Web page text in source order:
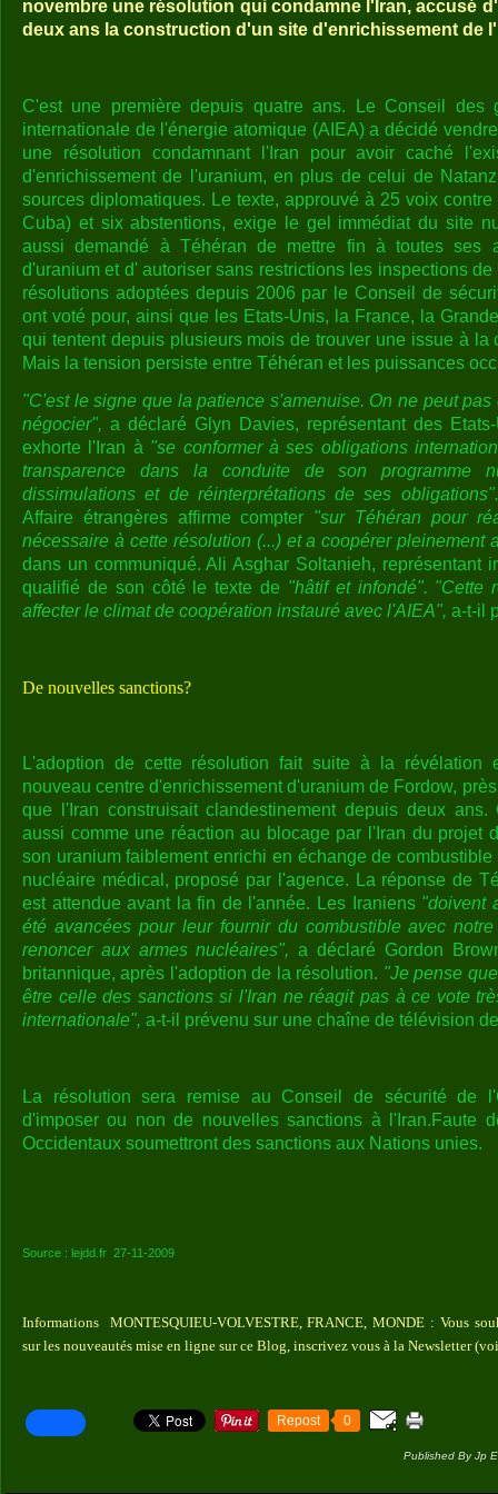
novembre une résolution qui condamne l'Iran, accusé
deux ans la construction d'un site d'enrichissement de
C'est une première depuis quatre ans. Le Conseil des
internationale de l'énergie atomique (AIEA) a décidé
une résolution condamnant l'Iran pour avoir caché
d'enrichissement de l'uranium, en plus de celui de
sources diplomatiques. Le texte, approuvé à 25 voix
Cuba) et six abstentions, exige le gel immédiat du site
aussi demandé à Téhéran de mettre fin à toutes ses
d'uranium et d' autoriser sans restrictions les inspections
résolutions adoptées depuis 2006 par le Conseil de
ont voté pour, ainsi que les Etats-Unis, la France, la
qui tentent depuis plusieurs mois de trouver une issue à la
Mais la tension persiste entre Téhéran et les puissances
"C'est le signe que la patience s'amenuise. On ne peut
négocier", a déclaré Glyn Davies, représentant des
exhorte l'Iran à "se conformer à ses obligations
transparence dans la conduite de son programme
dissimulations et de réinterprétations de ses obligations".
Affaire étrangères affirme compter "sur Téhéran pour
nécessaire à cette résolution (...) et a coopérer pleinement
dans un communiqué. Ali Asghar Soltanieh, représentant
qualifié de son côté le texte de "hâtif et infondé". "Cette
affecter le climat de coopération instauré avec l'AIEA", a-t-il
De nouvelles sanctions?
L'adoption de cette résolution fait suite à la révélation
nouveau centre d'enrichissement d'uranium de Fordow,
que l'Iran construisait clandestinement depuis deux ans.
aussi comme une réaction au blocage par l'Iran du projet
son uranium faiblement enrichi en échange de
nucléaire médical, proposé par l'agence. La réponse de
est attendue avant la fin de l'année. Les Iraniens "doivent
été avancées pour leur fournir du combustible avec
renoncer aux armes nucléaires", a déclaré Gordon
britannique, après l'adoption de la résolution. "Je pense
être celle des sanctions si l'Iran ne réagit pas à ce vote
internationale", a-t-il prévenu sur une chaîne de télévision
La résolution sera remise au Conseil de sécurité de
d'imposer ou non de nouvelles sanctions à l'Iran.Faute
Occidentaux soumettront des sanctions aux Nations unies.
Source : lejdd.fr 27-11-2009
Informations MONTESQUIEU-VOLVESTRE, FRANCE, MONDE : Vous
sur les nouveautés mise en ligne sur ce Blog, inscrivez vous à la Newsletter
Repost 0
Published By Jp